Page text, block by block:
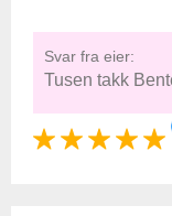
Svar fra eier:
Tusen takk